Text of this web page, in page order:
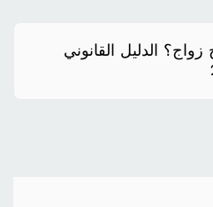
الدليل القانوني